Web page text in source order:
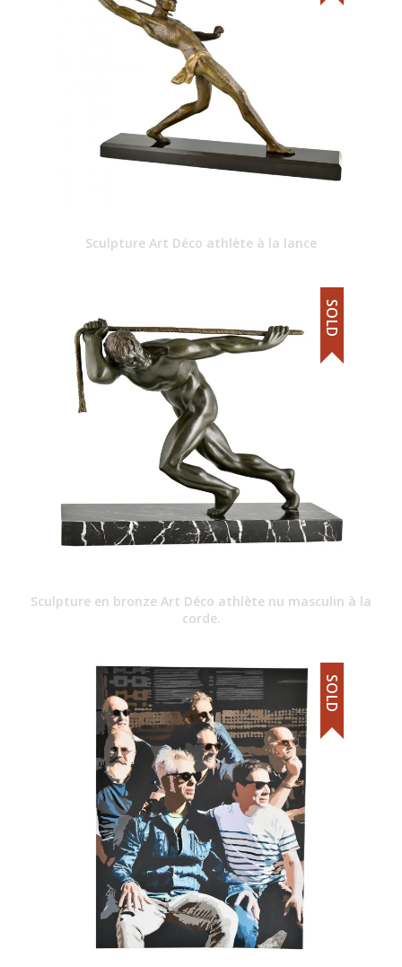
Sculpture Art Déco athlète à la lance
Sculpture en bronze Art Déco athlète nu masculin à la
corde.
SOLD
SOLD